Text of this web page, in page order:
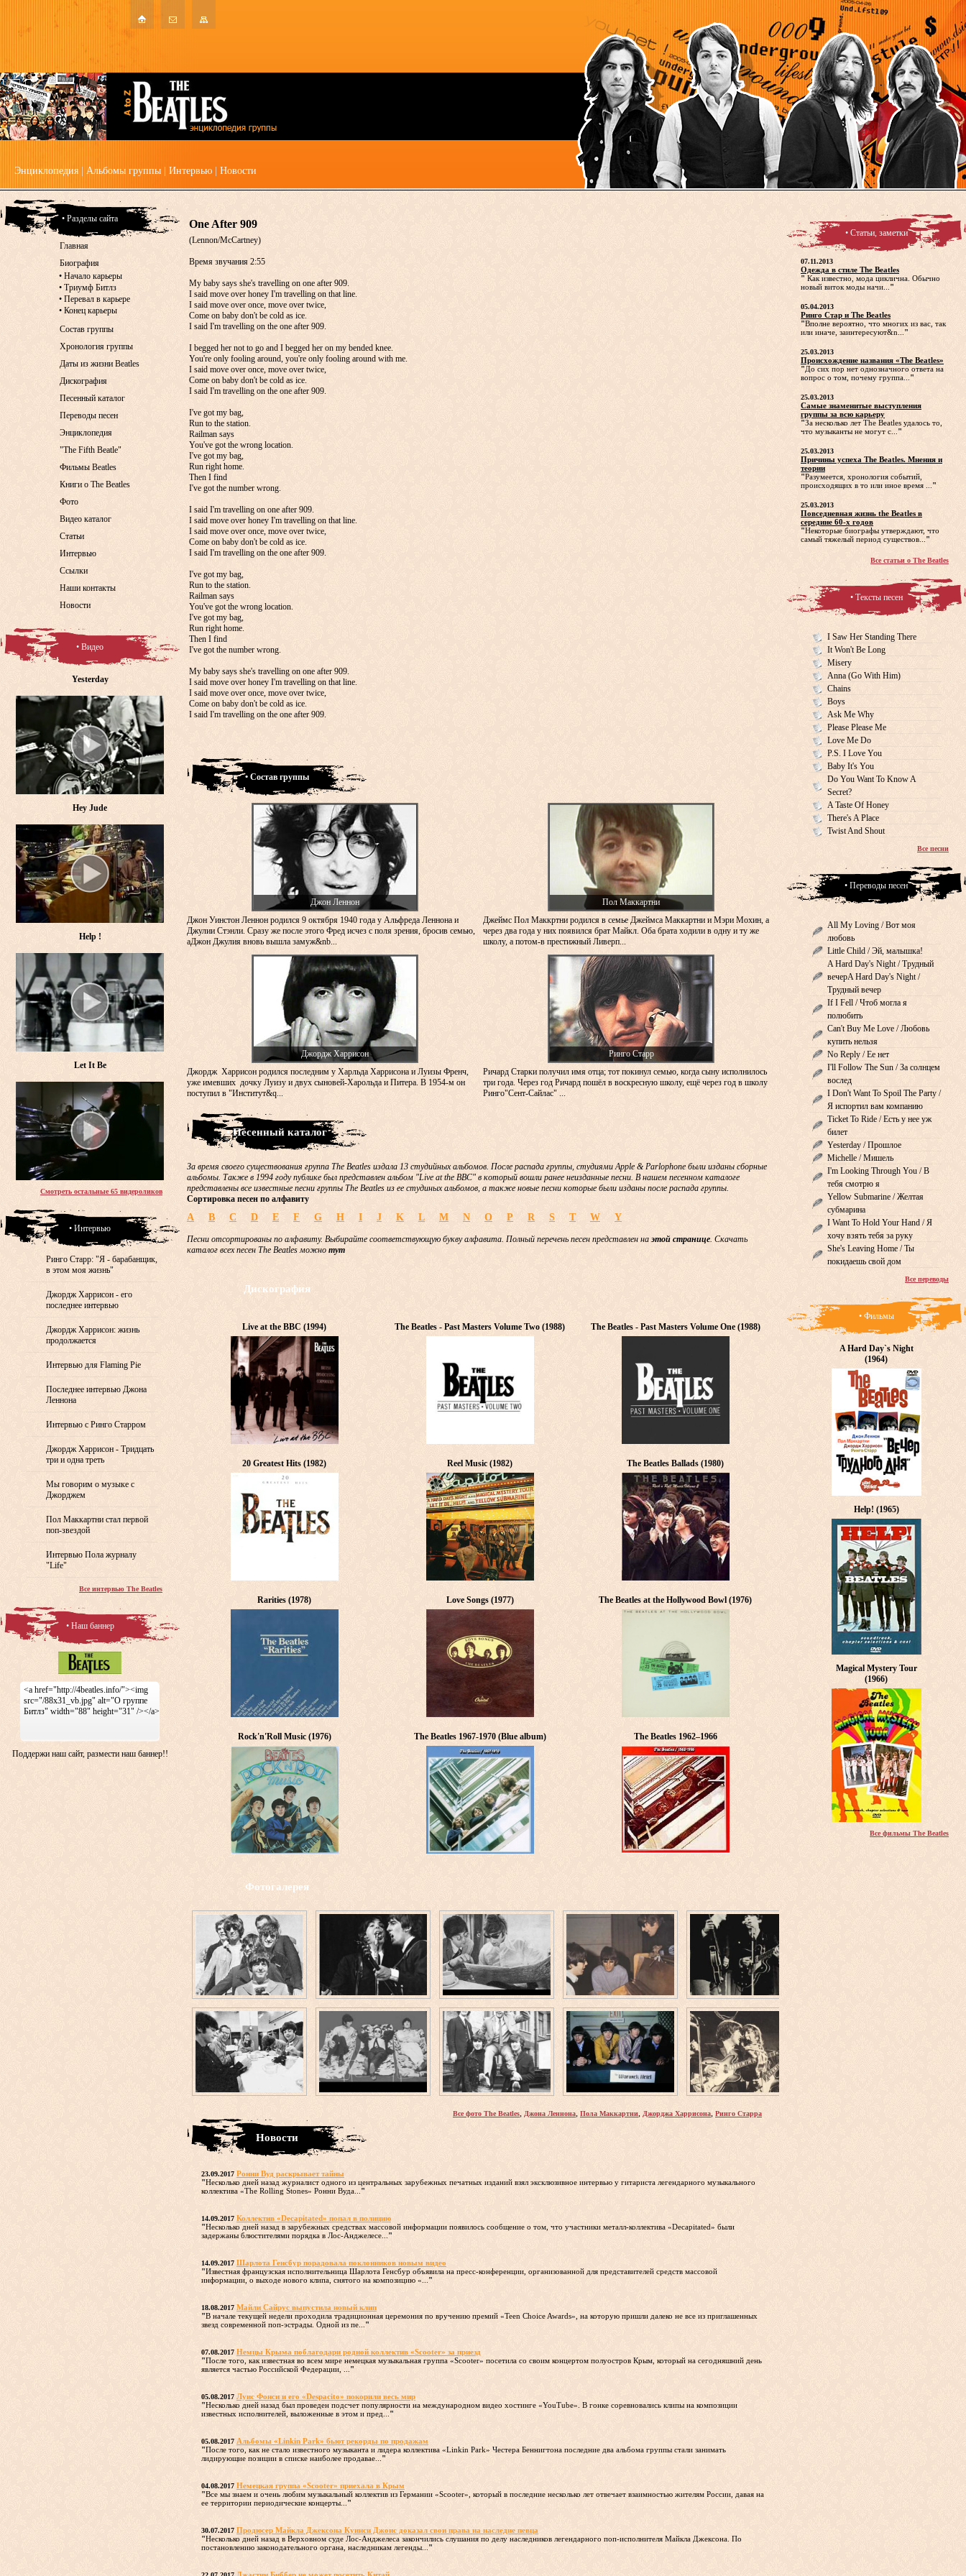
Энциклопедия Альбомы группы Интервью Новости
One After 909
(Lennon/McCartney)
Время звучания 2:55
My baby says she's travelling on one after 909.
I said move over honey I'm travelling on that line.
I said move over once, move over twice,
Come on baby don't be cold as ice.
I said I'm travelling on the one after 909.
I begged her not to go and I begged her on my bended knee.
You're only fooling around, you're only fooling around with me.
I said move over once, move over twice,
Come on baby don't be cold as ice.
I said I'm travelling on the one after 909.
I've got my bag,
Run to the station.
Railman says
You've got the wrong location.
I've got my bag,
Run right home.
Then I find
I've got the number wrong.
I said I'm travelling on one after 909.
I said move over honey I'm travelling on that line.
I said move over once, move over twice,
Come on baby don't be cold as ice.
I said I'm travelling on the one after 909.
I've got my bag,
Run to the station.
Railman says
You've got the wrong location.
I've got my bag,
Run right home.
Then I find
I've got the number wrong.
My baby says she's travelling on one after 909.
I said move over honey I'm travelling on that line.
I said move over once, move over twice,
Come on baby don't be cold as ice.
I said I'm travelling on the one after 909.
• Состав группы
Джон Леннон
Джон Уинстон Леннон родился 9 октября 1940 года у Альфреда Леннона и
Джулии Стэнли. Сразу же после этого Фред исчез с поля зрения, бросив семью,
аДжон Джулия вновь вышла замуж&nb...
Пол Маккартни
Джеймс Пол Маккртни родился в семье Джеймса Маккартни и Мэри Мохин, а
через два года у них появился брат Майкл. Оба брата ходили в одну и ту же
школу, а потом-в престижный Ливерп...
Джордж Харрисон
Джордж Харрисон родился последним у Харльда Харрисона и Луизы Френч,
уже имевших дочку Луизу и двух сыновей-Харольда и Питера. В 1954-м он
поступил в "Институт&q...
Ринго Старр
Ричард Старки получил имя отца; тот покинул семью, когда сыну исполнилось
три года. Через год Ричард пошёл в воскресную школу, ещё через год в школу
Ринго"Сент-Сайлас" ...
• Песенный каталог
За время своего существования группа The Beatles издала 13 студийных альбомов. После распада группы, студиями Apple & Parlophone были изданы сборные
альбомы. Также в 1994 году публике был представлен альбом "Live at the BBC" в который вошли ранее неизданные песни. В нашем песенном каталоге
представлены все известные песни группы The Beatles из ее студиных альбомов, а также новые песни которые были изданы после распада группы.
Сортировка песен по алфавиту
A B C D E F G H I J K L M N O P R S T W Y
Песни отсортированы по алфавиту. Выбирайте соответствующую букву алфавита. Полный перечень песен представлен наэтой странице. Скачать
каталог всех песен The Beatles можно тут
Дискография
Live at the BBC (1994) The Beatles - Past Masters Volume Two (1988) The Beatles - Past Masters Volume One (1988)
20 Greatest Hits (1982) Reel Music (1982) The Beatles Ballads (1980)
Rarities (1978) Love Songs (1977) The Beatles at the Hollywood Bowl (1976)
Rock'n'Roll Music (1976) The Beatles 1967-1970 (Blue album) The Beatles 1962–1966
Фотогалерея
Все фото The Beatles, Джона Леннона, Пола Маккартни, Джорджа Харрисона, Ринго Старра
Новости
23.09.2017 Ронни Вуд раскрывает тайны
"Несколько дней назад журналист одного из центральных зарубежных печатных изданий взял эксклюзивное интервью у гитариста легендарного музыкального
коллектива «The Rolling Stones» Ронни Вуда... "
14.09.2017 Коллектив «Decapitated» попал в полицию
"Несколько дней назад в зарубежных средствах массовой информации появилось сообщение о том, что участники металл-коллектива «Decapitated» были
задержаны блюстителями порядка в Лос-Анджелесе... "
14.09.2017 Шарлота Генсбур порадовала поклонников новым видео
"Известная французская исполнительница Шарлота Генсбур объявила на пресс-конференции, организованной для представителей средств массовой
информации, о выходе нового клипа, снятого на композицию «... "
18.08.2017 Майли Сайрус выпустила новый клип
"В начале текущей недели проходила традиционная церемония по вручению премий «Teen Choice Awards», на которую пришли далеко не все из приглашенных
звезд современной поп-эстрады. Одной из пе... "
07.08.2017 Немцы Крыма поблагодари родной коллектив «Scooter» за приезд
"После того, как известная во всем мире немецкая музыкальная группа «Scooter» посетила со своим концертом полуостров Крым, который на сегодняшний день
является частью Российской Федерации, ... "
05.08.2017 Луис Фонси и его «Despacito» покорили весь мир
"Несколько дней назад был проведен подсчет популярности на международном видео хостинге «YouTube». В гонке соревновались клипы на композиции
известных исполнителей, выложенные в этом и пред... "
05.08.2017 Альбомы «Linkin Park» бьют рекорды по продажам
"После того, как не стало известного музыканта и лидера коллектива «Linkin Park» Честера Беннигтона последние два альбома группы стали занимать
лидирующие позиции в списке наиболее продавае... "
04.08.2017 Немецкая группа «Scooter» приехала в Крым
"Все мы знаем и очень любим музыкальный коллектив из Германии «Scooter», который в последние несколько лет отвечает взаимностью жителям России, давая на
ее территории периодические концерты... "
30.07.2017 Продюсер Майкла Джексона Куинси Джонс доказал свои права на наследие певца
"Несколько дней назад в Верховном суде Лос-Анджелеса закончились слушания по делу наследников легендарного поп-исполнителя Майкла Джексона. По
постановлению законодательного органа, наследникам легенды... "
• Разделы сайта
Главная
Биография
• Начало карьеры
• Триумф Битлз
• Перевал в карьере
• Конец карьеры
Состав группы
Хронология группы
Даты из жизни Beatles
Дискография
Песенный каталог
Переводы песен
Энциклопедия
"The Fifth Beatle"
Фильмы Beatles
Книги о The Beatles
Фото
Видео каталог
Статьи
Интервью
Ссылки
Наши контакты
Новости
• Видео
Yesterday
Hey Jude
Help !
Let It Be
Смотреть остальные 65 видероликов
• Интервью
Ринго Старр: "Я - барабанщик,
в этом моя жизнь"
Джордж Харрисон - его
последнее интервью
Джордж Харрисон: жизнь
продолжается
Интервью для Flaming Pie
Последнее интервью Джона
Леннона
Интервью с Ринго Старром
Джордж Харрисон - Тридцать
три и одна треть
Мы говорим о музыке с
Джорджем
Пол Маккартни стал первой
поп-звездой
Интервью Пола журналу
"Life"
Все интервью The Beatles
• Наш баннер
<a href="http://4beatles.info/"><img
src="/88x31_vb.jpg" alt="О группе
Битлз" width="88" height="31" /></a>
Поддержи наш сайт, размести наш баннер!!
• Статьи, заметки
07.11.2013
Одежда в стиле The Beatles
" Как известно, мода циклична. Обычно
новый виток моды начи... "
05.04.2013
Ринго Стар и The Beatles
"Вполне вероятно, что многих из вас, так
или иначе, заинтересуют&n... "
25.03.2013
Происхождение названия «The Beatles»
"До сих пор нет однозначного ответа на
вопрос о том, почему группа... "
25.03.2013
Самые знаменитые выступления
группы за всю карьеру
"За несколько лет The Beatles удалось то,
что музыканты не могут с... "
25.03.2013
Причины успеха The Beatles. Мнения и
теории
"Разумеется, хронология событий,
происходящих в то или иное время ... "
25.03.2013
Повседневная жизнь the Beatles в
середине 60-х годов
"Некоторые биографы утверждают, что
самый тяжелый период существов... "
Все статьи о The Beatles
• Тексты песен
I Saw Her Standing There
It Won't Be Long
Misery
Anna (Go With Him)
Chains
Boys
Ask Me Why
Please Please Me
Love Me Do
P.S. I Love You
Baby It's You
Do You Want To Know A
Secret?
A Taste Of Honey
There's A Place
Twist And Shout
Все песни
• Переводы песен
All My Loving / Вот моя
любовь
Little Child / Эй, малышка!
A Hard Day's Night / Трудный
вечерA Hard Day's Night /
Трудный вечер
If I Fell / Чтоб могла я
полюбить
Can't Buy Me Love / Любовь
купить нельзя
No Reply / Ее нет
I'll Follow The Sun / За солнцем
вослед
I Don't Want To Spoil The Party /
Я испортил вам компанию
Ticket To Ride / Есть у нее уж
билет
Yesterday / Прошлое
Michelle / Мишель
I'm Looking Through You / В
тебя смотрю я
Yellow Submarine / Желтая
субмарина
I Want To Hold Your Hand / Я
хочу взять тебя за руку
She's Leaving Home / Ты
покидаешь свой дом
Все переводы
• Фильмы
A Hard Day`s Night
(1964)
Help! (1965)
Magical Mystery Tour
(1966)
Все фильмы The Beatles